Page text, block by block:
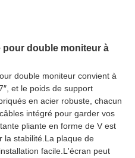
double moniteur à
double moniteur convient à
et le poids de support
en acier robuste, chacun
intégré pour garder vos
pliante en forme de V est
la stabilité.La plaque de
facile.L'écran peut